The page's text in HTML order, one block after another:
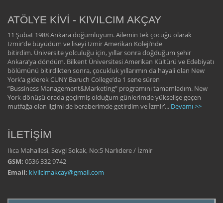
ATÖLYE KİVİ - KIVILCIM AKÇAY
11 Şubat 1988 Ankara doğumluyum. Ailemin tek çocuğu olarak
İzmir’de büyüdüm ve liseyi İzmir Amerikan Koleji’nde
bitirdim. Üniversite yolculuğu için, yıllar sonra doğduğum şehir
Ankara’ya döndüm. Bilkent Üniversitesi Amerikan Kültürü ve Edebiyatı
bölümünü bitirdikten sonra, çocukluk yıllarımın da hayali olan New
York’a giderek CUNY Baruch College’da 1 sene süren
”Bussiness Management&Marketing” programını tamamladım. New
York dönüşü orada geçirmiş olduğum günlerimde yükselişe geçen
mutfağa olan ilgimi de beraberimde getirdim ve İzmir’... Devamı >>
İLETİŞİM
Ilıca Mahallesi, Sevgi Sokak, No:5 Narlıdere / İzmir
GSM: 0536 332 9742
Email: kivilcimakcay@gmail.com